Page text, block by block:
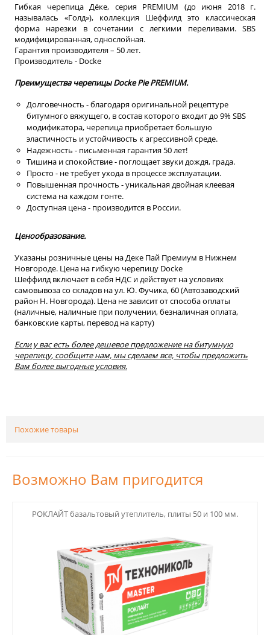
Гибкая черепица Дёке, серия PREMIUM (до июня 2018 г.
называлась «Голд»), коллекция Шеффилд это классическая
форма нарезки в сочетании с легкими переливами. SBS
модифицированная, однослойная.
Гарантия производителя – 50 лет.
Производитель - Docke
Преимущества черепицы Docke Pie PREMIUM.
Долговечность - благодаря оригинальной рецептуре
битумного вяжущего, в состав которого входит до 9% SBS
модификатора, черепица приобретает большую
эластичность и устойчивость к агрессивной среде.
Надежность - письменная гарантия 50 лет!
Тишина и спокойствие - поглощает звуки дождя, града.
Просто - не требует ухода в процессе эксплуатации.
Повышенная прочность - уникальная двойная клеевая
система на каждом гонте.
Доступная цена - производится в России.
Ценообразование.
Указаны розничные цены на Деке Пай Премиум в Нижнем
Новгороде. Цена на гибкую черепицу Docke
Шеффилд включает в себя НДС и действует на условиях
самовывоза со складов на ул. Ю. Фучика, 60 (Автозаводский
район Н. Новгорода). Цена не зависит от способа оплаты
(наличные, наличные при получении, безналичная оплата,
банковские карты, перевод на карту)
Если у вас есть более дешевое предложение на битумную
черепицу, сообщите нам, мы сделаем все, чтобы предложить
Вам более выгодные условия.
Похожие товары
Возможно Вам пригодится
РОКЛАЙТ базальтовый утеплитель, плиты 50 и 100 мм.